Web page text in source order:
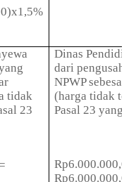
tidak
23
Dinas
dari
NPWP sebesar
(harga tidak
Pasal 23 yang